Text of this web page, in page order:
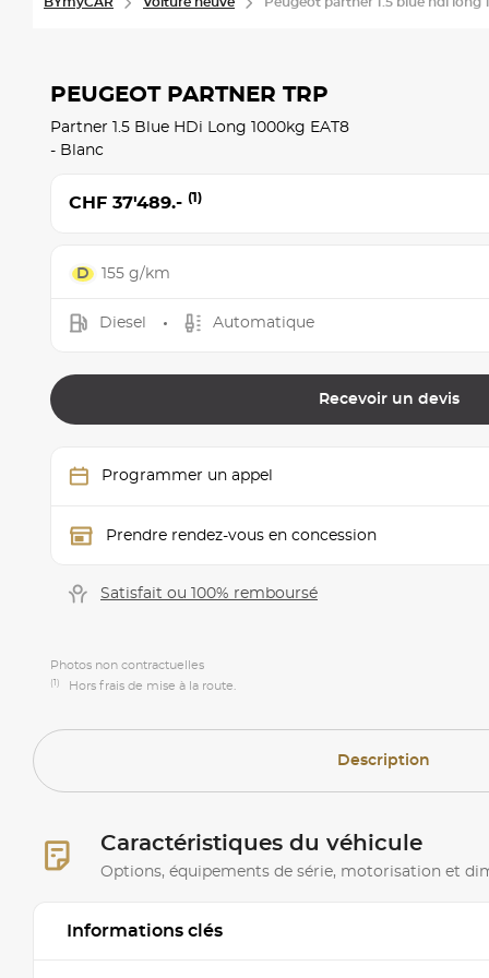
PEUGEOT PARTNER TRP
Partner 1.5 Blue HDi Long 1000kg EAT8
- Blanc
CHF 37'489.- (1)
155 g/km
Diesel Automatique
Recevoir un devis
Programmer un appel
Prendre rendez-vous en concession
Satisfait ou 100% remboursé
Photos non contractuelles
(1) Hors frais de mise à la route.
Description
Caractéristiques du véhicule
Options, équipements de série, motorisation et
Informations clés